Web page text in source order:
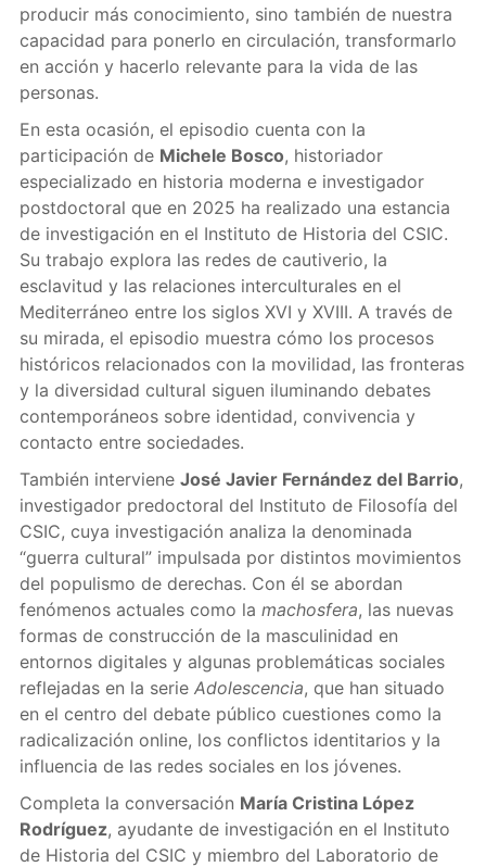
producir más conocimiento, sino también de nuestra
capacidad para ponerlo en circulación, transformarlo
en acción y hacerlo relevante para la vida de las
personas.
En esta ocasión, el episodio cuenta con la
participación de Michele Bosco, historiador
especializado en historia moderna e investigador
postdoctoral que en 2025 ha realizado una estancia
de investigación en el Instituto de Historia del CSIC.
Su trabajo explora las redes de cautiverio, la
esclavitud y las relaciones interculturales en el
Mediterráneo entre los siglos XVI y XVIII. A través de
su mirada, el episodio muestra cómo los procesos
históricos relacionados con la movilidad, las fronteras
y la diversidad cultural siguen iluminando debates
contemporáneos sobre identidad, convivencia y
contacto entre sociedades.
También interviene José Javier Fernández del Barrio,
investigador predoctoral del Instituto de Filosofía del
CSIC, cuya investigación analiza la denominada
“guerra cultural” impulsada por distintos movimientos
del populismo de derechas. Con él se abordan
fenómenos actuales como la machosfera, las nuevas
formas de construcción de la masculinidad en
entornos digitales y algunas problemáticas sociales
reflejadas en la serie Adolescencia, que han situado
en el centro del debate público cuestiones como la
radicalización online, los conflictos identitarios y la
influencia de las redes sociales en los jóvenes.
Completa la conversación María Cristina López
Rodríguez, ayudante de investigación en el Instituto
de Historia del CSIC y miembro del Laboratorio de